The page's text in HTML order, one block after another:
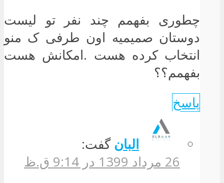
چطوری بفهمم چند نفر تو لیست
دوستان صمیمیه اون طرفی ک منو
انتخاب کرده هست .امکانش هست
بفهمم؟؟
پاسخ
البان گفت:
26 مرداد 1399 در 9:14 ق.ظ